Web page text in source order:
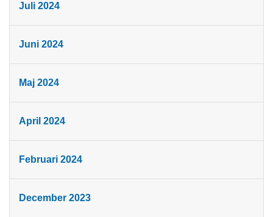
Juli 2024
Juni 2024
Maj 2024
April 2024
Februari 2024
December 2023